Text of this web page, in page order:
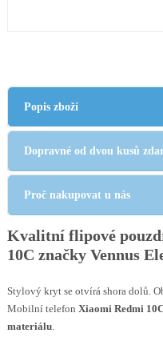
Popis zboží
Dopravné od dvou kusů
Proč nakupovat u nás
Kvalitní flipové
10C značky Vennus
Stylový kryt se otvírá shora dolů.
Mobilní telefon Xiaomi Redmi
materiálu.